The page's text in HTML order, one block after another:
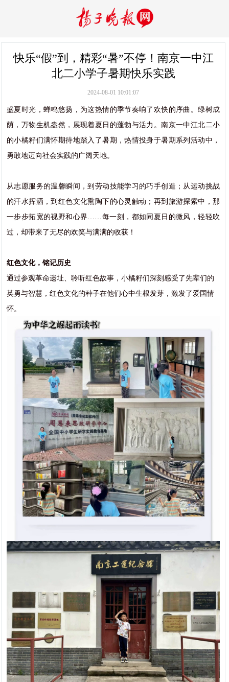
快乐“假”到，精彩“暑”不停！南京一中江
北二小学子暑期快乐实践
2024-08-01 10:01:07
盛夏时光，蝉鸣悠扬，为这热情的季节奏响了欢快的序曲。绿树成
荫，万物生机盎然，展现着夏日的蓬勃与活力。南京一中江北二小
的小橘籽们满怀期待地踏入了暑期，热情投身于暑期系列活动中，
勇敢地迈向社会实践的广阔天地。
从志愿服务的温馨瞬间，到劳动技能学习的巧手创造；从运动挑战
的汗水挥洒，到红色文化熏陶下的心灵触动；再到旅游探索中，那
一步步拓宽的视野和心界……每一刻，都如同夏日的微风，轻轻吹
过，却带来了无尽的欢笑与满满的收获！
红色文化，铭记历史
通过参观革命遗址、聆听红色故事，小橘籽们深刻感受了先辈们的
英勇与智慧，红色文化的种子在他们心中生根发芽，激发了爱国情
怀。